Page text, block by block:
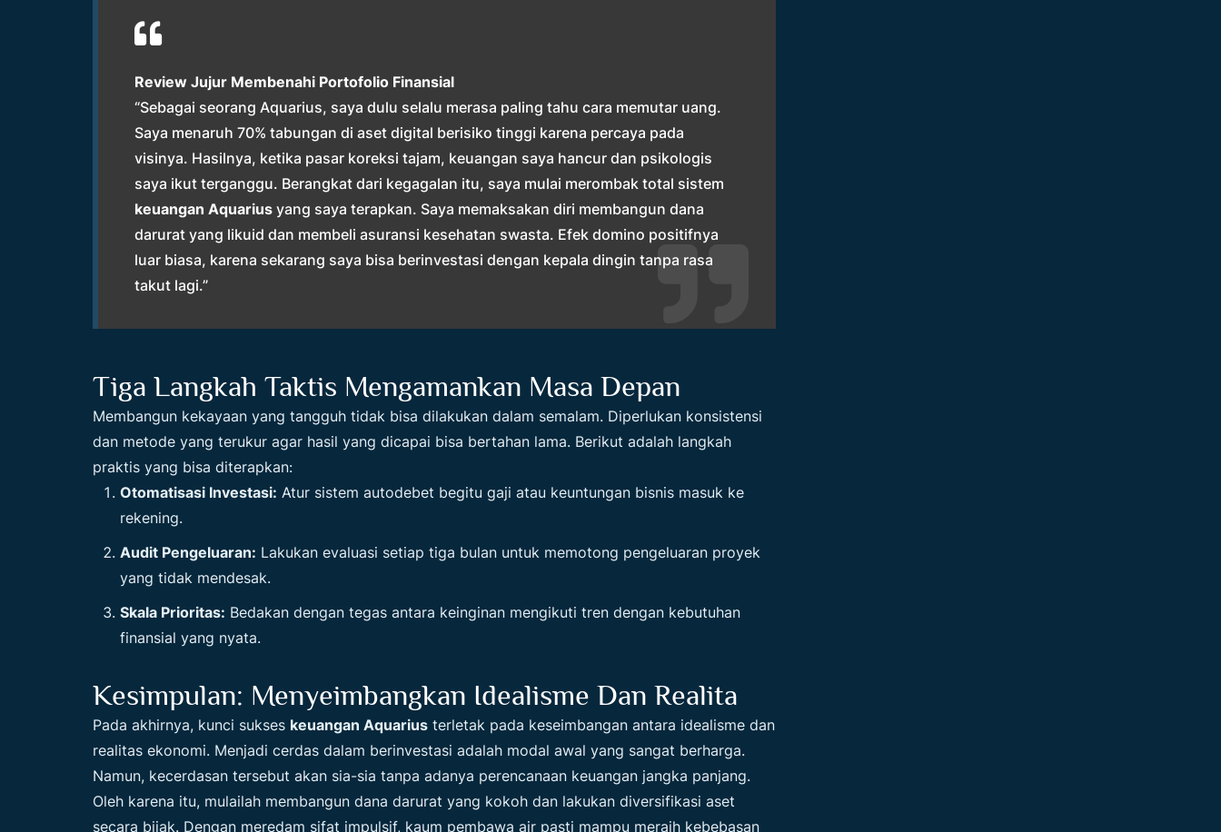
Review Jujur Membenahi Portofolio Finansial
“Sebagai seorang Aquarius, saya dulu selalu merasa paling tahu cara memutar uang.
Saya menaruh 70% tabungan di aset digital berisiko tinggi karena percaya pada
visinya. Hasilnya, ketika pasar koreksi tajam, keuangan saya hancur dan psikologis
saya ikut terganggu. Berangkat dari kegagalan itu, saya mulai merombak total sistem
keuangan Aquarius yang saya terapkan. Saya memaksakan diri membangun dana
darurat yang likuid dan membeli asuransi kesehatan swasta. Efek domino positifnya
luar biasa, karena sekarang saya bisa berinvestasi dengan kepala dingin tanpa rasa
takut lagi.”
Tiga Langkah Taktis Mengamankan Masa Depan
Membangun kekayaan yang tangguh tidak bisa dilakukan dalam semalam. Diperlukan konsistensi
dan metode yang terukur agar hasil yang dicapai bisa bertahan lama. Berikut adalah langkah
praktis yang bisa diterapkan:
Otomatisasi Investasi: Atur sistem autodebet begitu gaji atau keuntungan bisnis masuk ke
rekening.
Audit Pengeluaran: Lakukan evaluasi setiap tiga bulan untuk memotong pengeluaran proyek
yang tidak mendesak.
Skala Prioritas: Bedakan dengan tegas antara keinginan mengikuti tren dengan kebutuhan
finansial yang nyata.
Kesimpulan: Menyeimbangkan Idealisme Dan Realita
Pada akhirnya, kunci sukses keuangan Aquarius terletak pada keseimbangan antara idealisme dan
realitas ekonomi. Menjadi cerdas dalam berinvestasi adalah modal awal yang sangat berharga.
Namun, kecerdasan tersebut akan sia-sia tanpa adanya perencanaan keuangan jangka panjang.
Oleh karena itu, mulailah membangun dana darurat yang kokoh dan lakukan diversifikasi aset
secara bijak. Dengan meredam sifat impulsif, kaum pembawa air pasti mampu meraih kebebasan